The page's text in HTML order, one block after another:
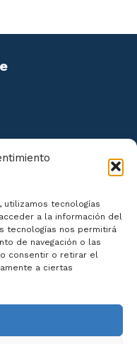
utilizamos tecnologías
a la información del
tecnologías nos permitirá
de navegación o las
consentir o retirar el
a ciertas